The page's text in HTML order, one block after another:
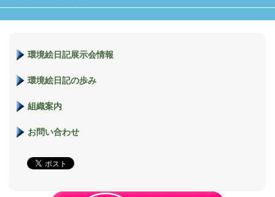
環境絵日記展示会情報
環境絵日記の歩み
組織案内
お問い合わせ